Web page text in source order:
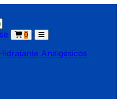
0
Analgésicos